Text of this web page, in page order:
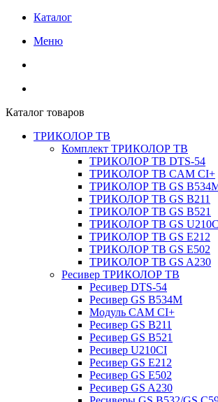
Каталог
Меню
Каталог товаров
ТРИКОЛОР ТВ
Комплект ТРИКОЛОР ТВ
ТРИКОЛОР ТВ DTS-54
ТРИКОЛОР ТВ CAM CI+
ТРИКОЛОР ТВ GS
ТРИКОЛОР ТВ GS B211
ТРИКОЛОР ТВ GS B521
ТРИКОЛОР ТВ GS
ТРИКОЛОР ТВ GS E212
ТРИКОЛОР ТВ GS E502
ТРИКОЛОР ТВ GS A230
Ресивер ТРИКОЛОР ТВ
Ресивер DTS-54
Ресивер GS B534M
Модуль CAM CI+
Ресивер GS B211
Ресивер GS B521
Ресивер U210CI
Ресивер GS E212
Ресивер GS E502
Ресивер GS A230